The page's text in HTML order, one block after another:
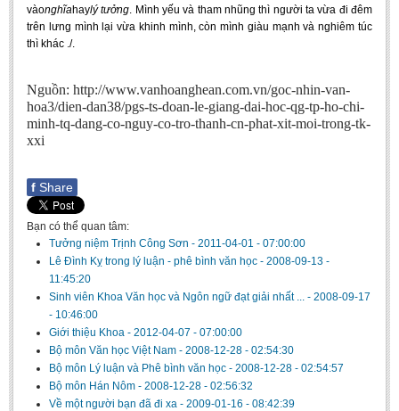
Studies on Vietnamese and Korean Literature and Films
Modernization process in Japanese literature and in the literatures of
Studies on Sinology & Nom
Vietnamese and Japanese Literature Viewed from an East Asian
Perspective
80 Years of New Poetry and the Self-Reliant Literary Group
ALUMNI
Alumni Association
Scholarship Fund
STUDENT ACTIVITIES
Literature Club
Calligraphy Club
vàonghĩahaylý tưởng. Mình yếu và tham nhũng thì người ta vừa đi đêm
trên lưng mình lại vừa khinh mình, còn mình giàu mạnh và nghiêm túc
thì khác ./.
Nguồn: http://www.vanhoanghean.com.vn/goc-nhin-van-
hoa3/dien-dan38/pgs-ts-doan-le-giang-dai-hoc-qg-tp-ho-chi-
minh-tq-dang-co-nguy-co-tro-thanh-cn-phat-xit-moi-trong-tk-
xxi
f Share
Bạn có thể quan tâm:
Tưởng niệm Trịnh Công Sơn - 2011-04-01 - 07:00:00
Lê Đình Kỵ trong lý luận - phê bình văn học - 2008-09-13 -
11:45:20
Sinh viên Khoa Văn học và Ngôn ngữ đạt giải nhất ... - 2008-09-17
- 10:46:00
Giới thiệu Khoa - 2012-04-07 - 07:00:00
Bộ môn Văn học Việt Nam - 2008-12-28 - 02:54:30
Bộ môn Lý luận và Phê bình văn học - 2008-12-28 - 02:54:57
Bộ môn Hán Nôm - 2008-12-28 - 02:56:32
Về một người bạn đã đi xa - 2009-01-16 - 08:42:39